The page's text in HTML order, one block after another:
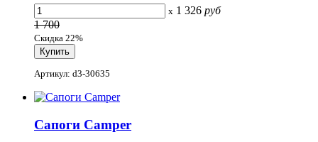
x 1 326 руб
1 700
Скидка 22%
Артикул: d3-30635
Сапоги Camper